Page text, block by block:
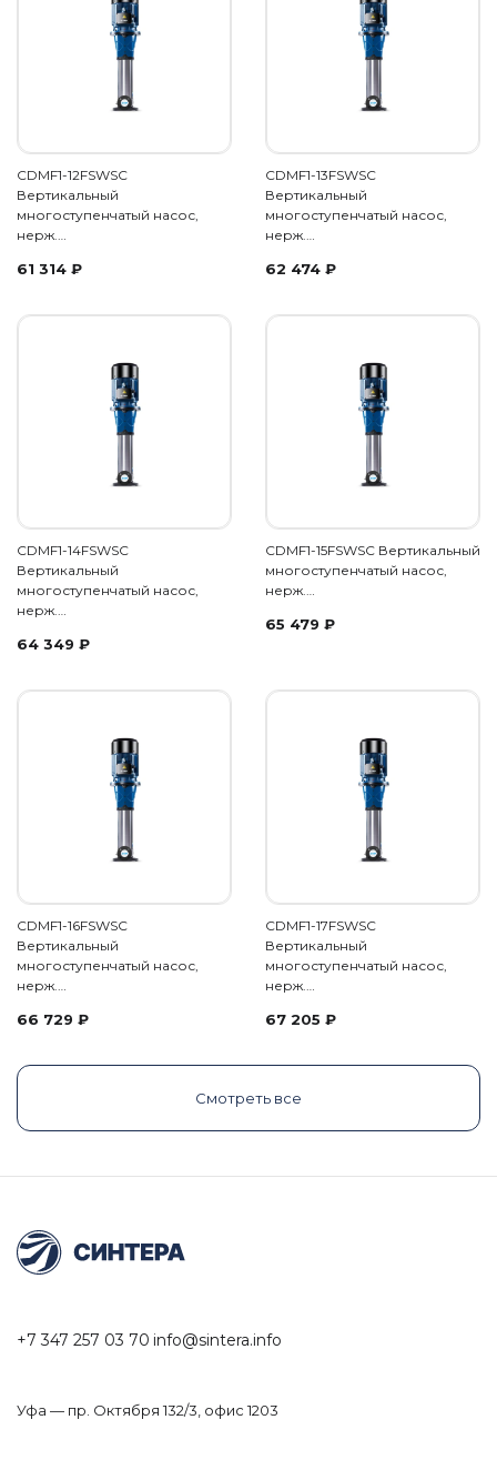
CDMF1-12FSWSC
Вертикальный
многоступенчатый насос,
нерж.…
61 314 ₽
CDMF1-13FSWSC
Вертикальный
многоступенчатый насос,
нерж.…
62 474 ₽
CDMF1-14FSWSC
Вертикальный
многоступенчатый насос,
нерж.…
64 349 ₽
CDMF1-15FSWSC Вертикальный
многоступенчатый насос,
нерж.…
65 479 ₽
CDMF1-16FSWSC
Вертикальный
многоступенчатый насос,
нерж.…
66 729 ₽
CDMF1-17FSWSC
Вертикальный
многоступенчатый насос,
нерж.…
67 205 ₽
Смотреть все
+7 347 257 03 70 info@sintera.info
Уфа — пр. Октября 132/3, офис 1203